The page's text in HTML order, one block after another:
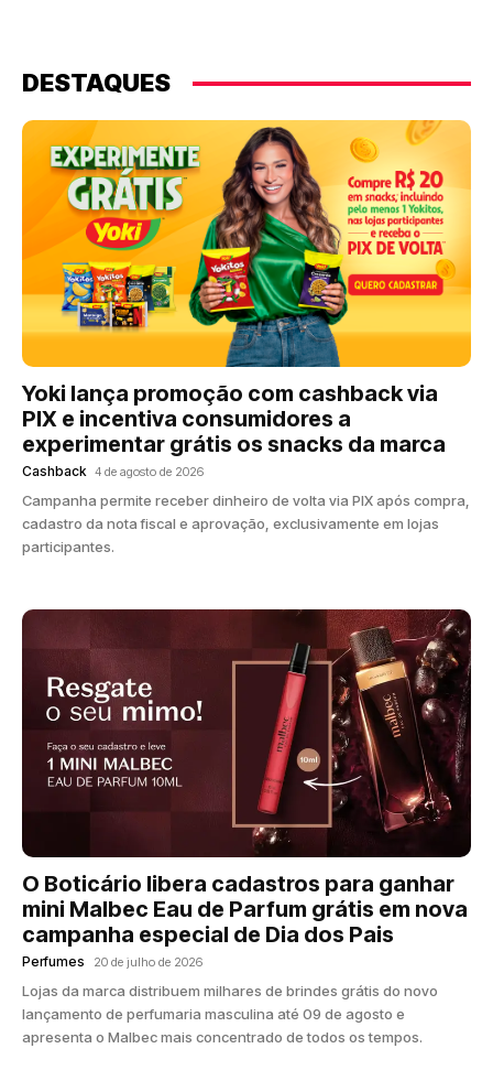
DESTAQUES
Yoki lança promoção com cashback via
PIX e incentiva consumidores a
experimentar grátis os snacks da marca
Cashback 4 de agosto de 2026
Campanha permite receber dinheiro de volta via PIX após compra,
cadastro da nota fiscal e aprovação, exclusivamente em lojas
participantes.
O Boticário libera cadastros para ganhar
mini Malbec Eau de Parfum grátis em nova
campanha especial de Dia dos Pais
Perfumes 20 de julho de 2026
Lojas da marca distribuem milhares de brindes grátis do novo
lançamento de perfumaria masculina até 09 de agosto e
apresenta o Malbec mais concentrado de todos os tempos.